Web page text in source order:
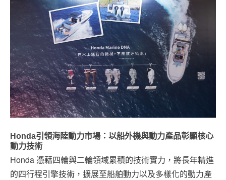
Honda引領海陸動力市場：以船外機與動力產品彰顯核心
動力技術
Honda 憑藉四輪與二輪領域累積的技術實力，將長年精進
的四行程引擎技術，擴展至船舶動力以及多樣化的動力產